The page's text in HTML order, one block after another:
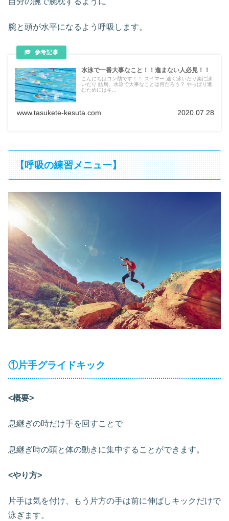
腕と頭が水平になるよう呼吸します。
水泳で一番大事なこと！！進まない人必見！！
こんにちはコン助です！！ スイマー 速く泳いだり楽に泳
いだり 結局、水泳で大事なことは何だろう？ やっぱり進
むためにはキ...
www.tasukete-kesuta.com 2020.07.28
【呼吸の練習メニュー】
①片手グライドキック
<概要>
息継ぎの時だけ手を回すことで
息継ぎ時の頭と体の動きに集中することができます。
<やり方>
片手は気を付け、もう片方の手は前に伸ばしキックだけで
泳ぎます。